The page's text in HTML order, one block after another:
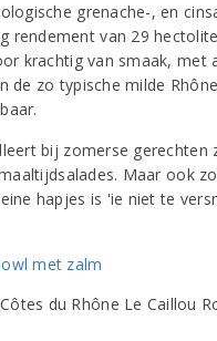
grenache-, en
rendement van 29
krachtig van smaak, met
de zo typische milde
bij zomerse gerechten
Maar ook
hapjes is 'ie niet te